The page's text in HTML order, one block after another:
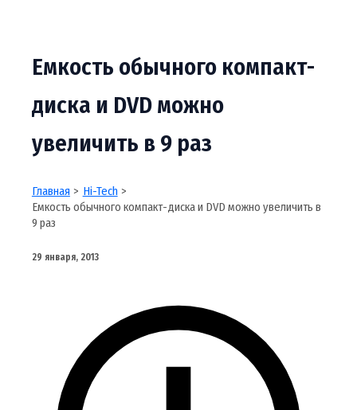
Емкость обычного компакт-
диска и DVD можно
увеличить в 9 раз
Главная
Hi-Tech
Емкость обычного компакт-диска и DVD можно увеличить в
9 раз
29 января, 2013